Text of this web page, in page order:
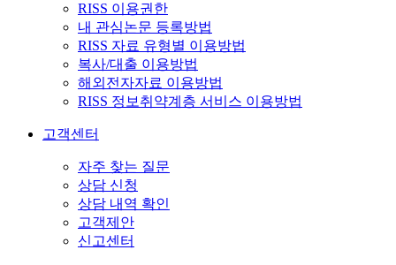
RISS 이용권한
내 관심논문 등록방법
RISS 자료 유형별 이용방법
복사/대출 이용방법
해외전자자료 이용방법
RISS 정보취약계층 서비스 이용방법
고객센터
자주 찾는 질문
상담 신청
상담 내역 확인
고객제안
신고센터